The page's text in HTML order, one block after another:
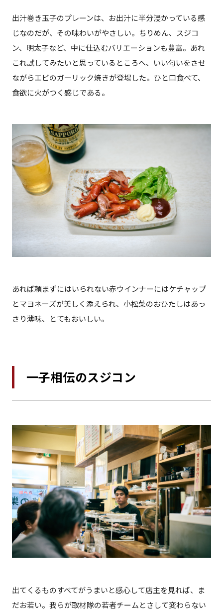
出汁巻き玉子のプレーンは、お出汁に半分浸かっている感
じなのだが、その味わいがやさしい。ちりめん、スジコ
ン、明太子など、中に仕込むバリエーションも豊富。あれ
これ試してみたいと思っているところへ、いい匂いをさせ
ながらエビのガーリック焼きが登場した。ひと口食べて、
食欲に火がつく感じである。
あれば頼まずにはいられない赤ウインナーにはケチャップ
とマヨネーズが美しく添えられ、小松菜のおひたしはあっ
さり薄味、とてもおいしい。
一子相伝のスジコン
出てくるものすべてがうまいと感心して店主を見れば、ま
だお若い。我らが取材隊の若者チームとさして変わらない